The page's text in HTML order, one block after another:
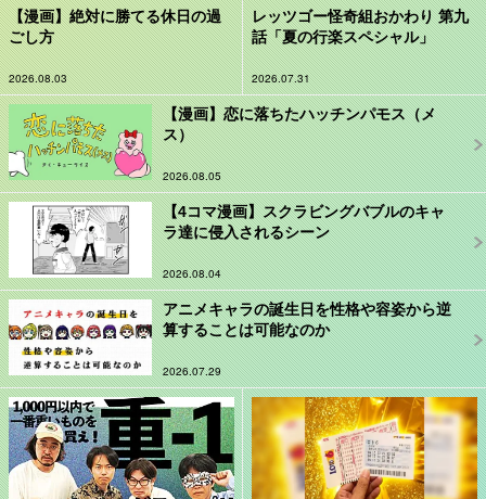
【漫画】絶対に勝てる休日の過
ごし方
2026.08.03
レッツゴー怪奇組おかわり 第九
話「夏の行楽スペシャル」
2026.07.31
【漫画】恋に落ちたハッチンパモス（メ
ス）
2026.08.05
【4コマ漫画】スクラビングバブルのキャ
ラ達に侵入されるシーン
2026.08.04
アニメキャラの誕生日を性格や容姿から逆
算することは可能なのか
2026.07.29